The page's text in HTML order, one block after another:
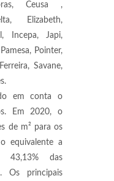
Ceusa ,
Elizabeth,
Incepa, Japi,
Pointer,
Savane,
em conta o
Em 2020, o
de m² para os
equivalente a
43,13% das
Os principais